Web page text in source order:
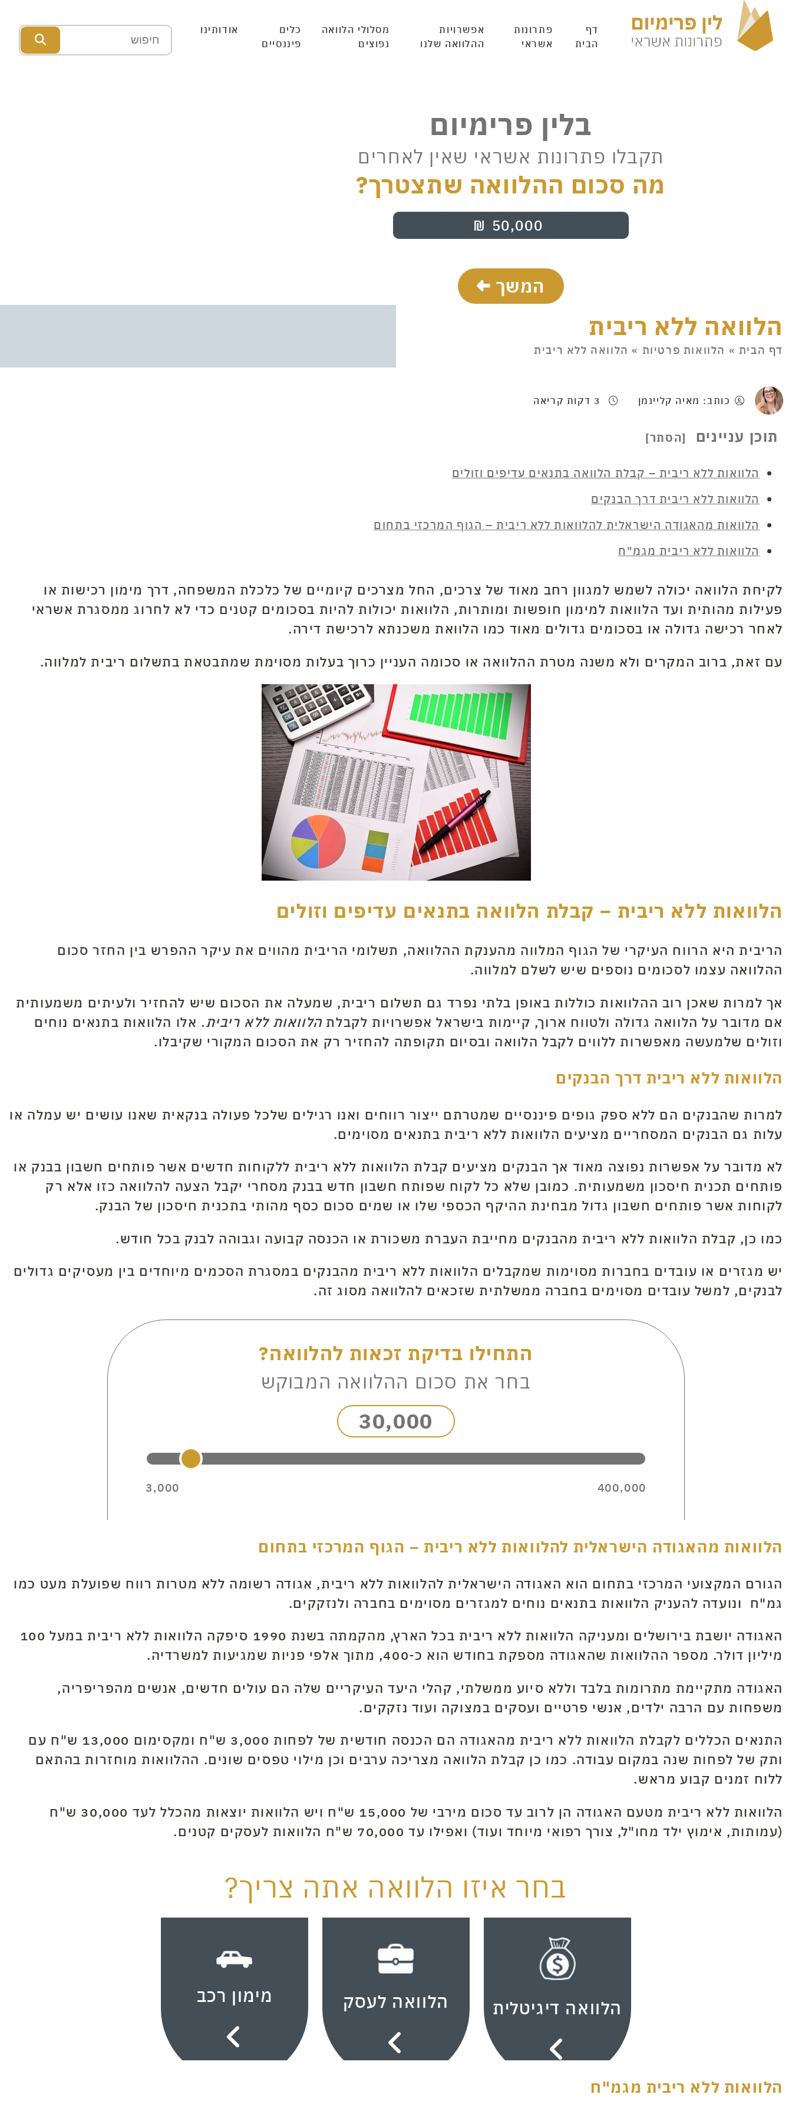
דף
הבית
פתרונות
אשראי
אפשרויות
ההלוואה שלנו
מסלולי הלוואה
נפוצים
כלים
פיננסיים
אודותינו
בלין פרימיום
תקבלו פתרונות אשראי שאין לאחרים
מה סכום ההלוואה שתצטרך?
50,000
₪
המשך
הלוואה ללא ריבית
דף הבית » הלוואות פרטיות »הלוואה ללא ריבית
כותב: מאיה קליינמן
תוכן עניינים
הלוואות ללא ריבית – קבלת הלוואה בתנאים עדיפים וזולים
הלוואות ללא ריבית דרך הבנקים
הלוואות מהאגודה הישראלית להלוואות ללא ריבית – הגוף המרכזי בתחום
הלוואות ללא ריבית מגמ"ח
לקיחת הלוואה יכולה לשמש למגוון רחב מאוד של צרכים, החל מצרכים קיומיים של כלכלת המשפחה, דרך מימון רכישות או
פעילות מהותית ועד הלוואות למימון חופשות ומותרות, הלוואות יכולות להיות בסכומים קטנים כדי לא לחרוג ממסגרת אשראי
לאחר רכישה גדולה או בסכומים גדולים מאוד כמו הלוואת משכנתא לרכישת דירה.
עם זאת, ברוב המקרים ולא משנה מטרת ההלוואה או סכומה העניין כרוך בעלות מסוימת שמתבטאת בתשלום ריבית למלווה.
הלוואות ללא ריבית – קבלת הלוואה בתנאים עדיפים וזולים
הריבית היא הרווח העיקרי של הגוף המלווה מהענקת ההלוואה, תשלומי הריבית מהווים את עיקר ההפרש בין החזר סכום
ההלוואה עצמו לסכומים נוספים שיש לשלם למלווה.
אך למרות שאכן רוב ההלוואות כוללות באופן בלתי נפרד גם תשלום ריבית, שמעלה את הסכום שיש להחזיר ולעיתים משמעותית
אם מדובר על הלוואה גדולה ולטווח ארוך, קיימות בישראל אפשרויות לקבלת הלוואות ללא ריבית. אלו הלוואות בתנאים נוחים
וזולים שלמעשה מאפשרות ללווים לקבל הלוואה ובסיום תקופתה להחזיר רק את הסכום המקורי שקיבלו.
הלוואות ללא ריבית דרך הבנקים
למרות שהבנקים הם ללא ספק גופים פיננסיים שמטרתם ייצור רווחים ואנו רגילים שלכל פעולה בנקאית שאנו עושים יש עמלה או
עלות גם הבנקים המסחריים מציעים הלוואות ללא ריבית בתנאים מסוימים.
לא מדובר על אפשרות נפוצה מאוד אך הבנקים מציעים קבלת הלוואות ללא ריבית ללקוחות חדשים אשר פותחים חשבון בבנק או
פותחים תכנית חיסכון משמעותית. כמובן שלא כל לקוח שפותח חשבון חדש בבנק מסחרי יקבל הצעה להלוואה כזו אלא רק
לקוחות אשר פותחים חשבון גדול מבחינת ההיקף הכספי שלו או שמים סכום כסף מהותי בתכנית חיסכון של הבנק.
כמו כן, קבלת הלוואות ללא ריבית מהבנקים מחייבת העברת משכורת או הכנסה קבועה וגבוהה לבנק בכל חודש.
יש מגזרים או עובדים בחברות מסוימות שמקבלים הלוואות ללא ריבית מהבנקים במסגרת הסכמים מיוחדים בין מעסיקים גדולים
לבנקים, למשל עובדים מסוימים בחברה ממשלתית שזכאים להלוואה מסוג זה.
התחילו בדיקת זכאות להלוואה?
בחר את סכום ההלוואה המבוקש
30,000
3,000 400,000
המשך
הלוואות מהאגודה הישראלית להלוואות ללא ריבית – הגוף המרכזי בתחום
הגורם המקצועי המרכזי בתחום הוא האגודה הישראלית להלוואות ללא ריבית, אגודה רשומה ללא מטרות רווח שפועלת מעט כמו
גמ"ח ונועדה להעניק הלוואות בתנאים נוחים למגזרים מסוימים בחברה ולנזקקים.
האגודה יושבת בירושלים ומעניקה הלוואות ללא ריבית בכל הארץ, מהקמתה בשנת 1990 סיפקה הלוואות ללא ריבית במעל 100
מיליון דולר. מספר ההלוואות שהאגודה מספקת בחודש הוא כ-400, מתוך אלפי פניות שמגיעות למשרדיה.
האגודה מתקיימת מתרומות בלבד וללא סיוע ממשלתי, קהלי היעד העיקריים שלה הם עולים חדשים, אנשים מהפריפריה,
משפחות עם הרבה ילדים, אנשי פרטיים ועסקים במצוקה ועוד נזקקים.
התנאים הכללים לקבלת הלוואות ללא ריבית מהאגודה הם הכנסה חודשית של לפחות 3,000 ש"ח ומקסימום 13,000 ש"ח עם
ותק של לפחות שנה במקום עבודה. כמו כן קבלת הלוואה מצריכה ערבים וכן מילוי טפסים שונים. ההלוואות מוחזרות בהתאם
ללוח זמנים קבוע מראש.
הלוואות ללא ריבית מטעם האגודה הן לרוב עד סכום מירבי של 15,000 ש"ח ויש הלוואות יוצאות מהכלל לעד 30,000 ש"ח
(עמותות, אימוץ ילד מחו"ל, צורך רפואי מיוחד ועוד) ואפילו עד 70,000 ש"ח הלוואות לעסקים קטנים.
בחר איזו הלוואה אתה צריך?
הלוואה דיגיטלית הלוואה לעסק מימון רכב
הלוואות ללא ריבית מגמ"ח